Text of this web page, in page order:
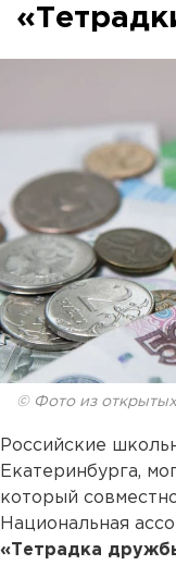
© Фото из
Российские
Екатеринбурга,
который
Национальная
«Тетрадка